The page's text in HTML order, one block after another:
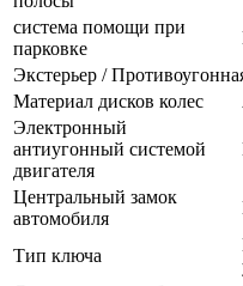
система помощи при
парковке
Экстерьер /
Материал дисков колес
Электронный
антиугонный системой
двигателя
Центральный замок
автомобиля
Тип ключа